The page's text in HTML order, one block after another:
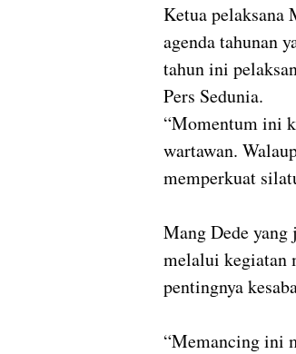
Ketua pelaksana
agenda tahunan
tahun ini
Pers Sedunia.
“Momentum ini
wartawan.
memperkuat
Mang Dede
melalui kegiatan
pentingnya
“Memancing ini